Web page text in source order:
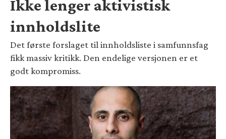
Ikke lenger aktivistisk
innholdslite
Det første forslaget til innholdsliste i samfunnsfag
fikk massiv kritikk. Den endelige versjonen er et
godt kompromiss.